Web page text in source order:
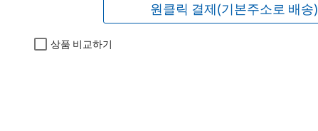
원클릭 결제(기본주소로 배송)
상품 비교하기